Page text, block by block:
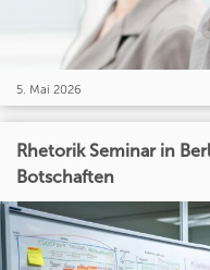
5. Mai 2026
Rhetorik Seminar in
Botschaften